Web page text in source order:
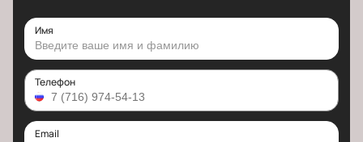
Имя
Телефон
Email